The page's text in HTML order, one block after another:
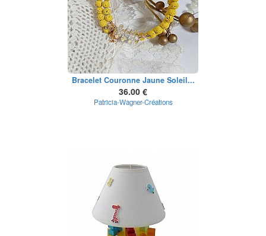
Bracelet Couronne Jaune Soleil...
36.00 €
Patricia-Wagner-Créations